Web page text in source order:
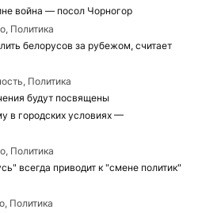
война — посол Чорногор
Политика
белорусов за рубежом, считает
Политика
будут посвящены
в городских условиях —
Политика
всегда приводит к "смене политик"
Политика